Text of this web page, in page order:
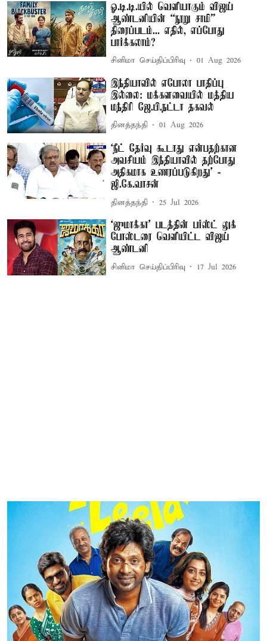
ஓ.டி.டி.யில் வெளியாகும் விஜய்
ஆண்டனியின் “நூறு சாமி”
திரைப்படம்... எதில், எப்போது
பார்க்கலாம்?
சினிமா செய்திப்பிரிவு 01 Aug 2026
இந்தியாவில் எபோலா பாதிப்பு
இல்லை: மக்களவையில் மத்திய
மந்திரி ஜே.பி.நட்டா தகவல்
தினத்தந்தி 01 Aug 2026
‘நீட் தேர்வு கூடாது என்பதற்கான
அவசியம் இந்தியாவில் தற்போது
அதிகமாக உணரப்படுகிறது’ -
ஜி.கே.வாசன்
தினத்தந்தி 25 Jul 2026
`ஜுமாக்கா' படத்தின் பர்ஸ்ட் லுக்
போஸ்டரை வெளியிட்ட விஜய்
ஆண்டனி
சினிமா செய்திப்பிரிவு 17 Jul 2026